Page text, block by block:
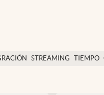
STREAMING TIEMPO